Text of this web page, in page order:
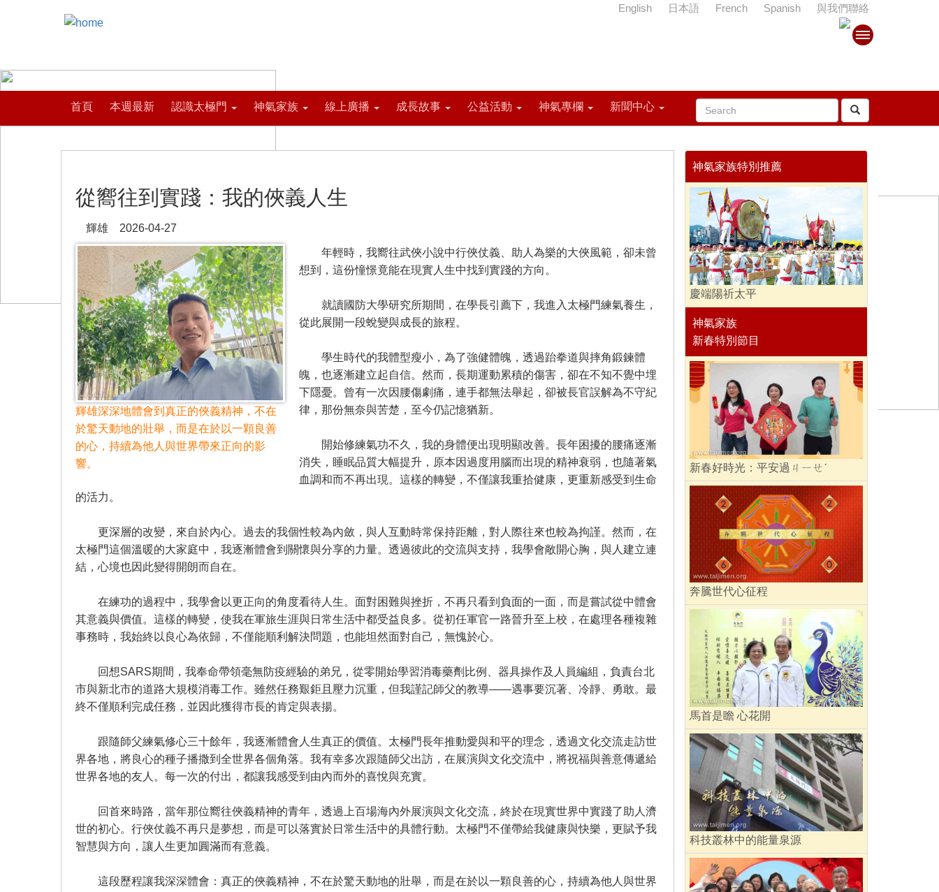
首頁 本週最新 認識太極門 神氣家族 線上廣播 成長故事 公益活動 神氣專欄 新聞中心
English 日本語 French Spanish 與我們聯絡
從嚮往到實踐：我的俠義人生
輝雄 2026-04-27
輝雄深深地體會到真正的俠義精神，不在
於驚天動地的壯舉，而是在於以一顆良善
的心，持續為他人與世界帶來正向的影
響。
年輕時，我嚮往武俠小說中行俠仗義、助人為樂的大俠風範，卻未曾
想到，這份憧憬竟能在現實人生中找到實踐的方向。
就讀國防大學研究所期間，在學長引薦下，我進入太極門練氣養生，
從此展開一段蛻變與成長的旅程。
學生時代的我體型瘦小，為了強健體魄，透過跆拳道與摔角鍛鍊體
魄，也逐漸建立起自信。然而，長期運動累積的傷害，卻在不知不覺中埋
下隱憂。曾有一次因腰傷劇痛，連手都無法舉起，卻被長官誤解為不守紀
律，那份無奈與苦楚，至今仍記憶猶新。
開始修練氣功不久，我的身體便出現明顯改善。長年困擾的腰痛逐漸
消失，睡眠品質大幅提升，原本因過度用腦而出現的精神衰弱，也隨著氣
血調和而不再出現。這樣的轉變，不僅讓我重拾健康，更重新感受到生命
的活力。
更深層的改變，來自於內心。過去的我個性較為內斂，與人互動時常保持距離，對人際往來也較為拘謹。然而，在
太極門這個溫暖的大家庭中，我逐漸體會到關懷與分享的力量。透過彼此的交流與支持，我學會敞開心胸，與人建立連
結，心境也因此變得開朗而自在。
在練功的過程中，我學會以更正向的角度看待人生。面對困難與挫折，不再只看到負面的一面，而是嘗試從中體會
其意義與價值。這樣的轉變，使我在軍旅生涯與日常生活中都受益良多。從初任軍官一路晉升至上校，在處理各種複雜
事務時，我始終以良心為依歸，不僅能順利解決問題，也能坦然面對自己，無愧於心。
回想SARS期間，我奉命帶領毫無防疫經驗的弟兄，從零開始學習消毒藥劑比例、器具操作及人員編組，負責台北
市與新北市的道路大規模消毒工作。雖然任務艱鉅且壓力沉重，但我謹記師父的教導——遇事要沉著、冷靜、勇敢。最
終不僅順利完成任務，並因此獲得市長的肯定與表揚。
跟隨師父練氣修心三十餘年，我逐漸體會人生真正的價值。太極門長年推動愛與和平的理念，透過文化交流走訪世
界各地，將良心的種子播撒到全世界各個角落。我有幸多次跟隨師父出訪，在展演與文化交流中，將祝福與善意傳遞給
世界各地的友人。每一次的付出，都讓我感受到由內而外的喜悅與充實。
回首來時路，當年那位嚮往俠義精神的青年，透過上百場海內外展演與文化交流，終於在現實世界中實踐了助人濟
世的初心。行俠仗義不再只是夢想，而是可以落實於日常生活中的具體行動。太極門不僅帶給我健康與快樂，更賦予我
智慧與方向，讓人生更加圓滿而有意義。
這段歷程讓我深深體會：真正的俠義精神，不在於驚天動地的壯舉，而是在於以一顆良善的心，持續為他人與世界
神氣家族特別推薦
慶端陽祈太平
神氣家族
新春特別節目
新春好時光：平安過ㄐㄧㄝˊ
奔騰世代心征程
馬首是瞻 心花開
科技叢林中的能量泉源